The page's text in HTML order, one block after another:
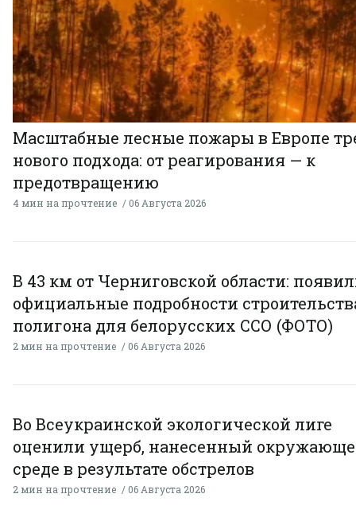
Масштабные лесные пожары в Европе
нового подхода: от реагирования — к
предотвращению
4 мин на прочтение 06 Августа 2026
В 43 км от Черниговской области:
официальные подробности
полигона для белорусских ССО (ФОТО)
2 мин на прочтение 06 Августа 2026
Во Всеукраинской экологической лиге
оценили ущерб, нанесенный
среде в результате обстрелов
2 мин на прочтение 06 Августа 2026